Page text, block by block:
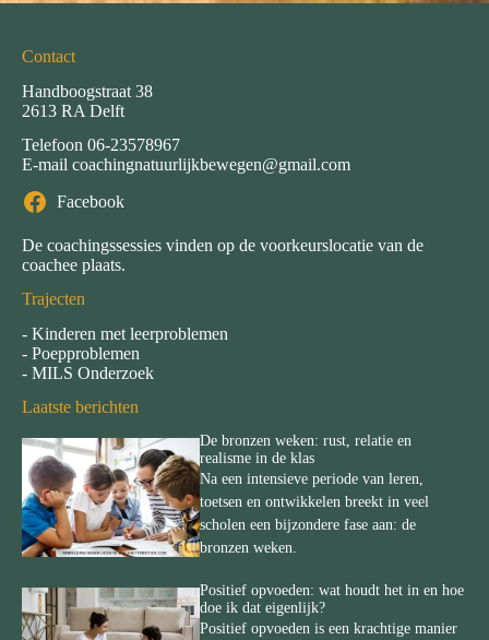
Contact
Handboogstraat 38
2613 RA Delft
Telefoon 06-23578967
E-mail coachingnatuurlijkbewegen@gmail.com
Facebook
De coachingssessies vinden op de voorkeurslocatie van de
coachee plaats.
Trajecten
- Kinderen met leerproblemen
- Poepproblemen
- MILS Onderzoek
Laatste berichten
De bronzen weken: rust, relatie en
realisme in de klas
Na een intensieve periode van leren,
toetsen en ontwikkelen breekt in veel
scholen een bijzondere fase aan: de
bronzen weken.
Positief opvoeden: wat houdt het in en hoe
doe ik dat eigenlijk?
Positief opvoeden is een krachtige manier